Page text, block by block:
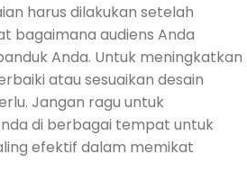
harus dilakukan setelah
bagaimana audiens Anda
Anda. Untuk meningkatkan
atau sesuaikan desain
Jangan ragu untuk
di berbagai tempat untuk
efektif dalam memikat